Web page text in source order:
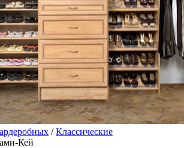
/Классические
Кей